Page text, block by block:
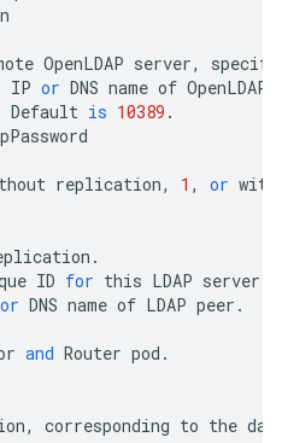
n
OpenLDAP server,
specify
IP or DNS name of OpenLDAP
Default is 10389 .
replication, 1 , or with
.
ID for this LDAP server
or DNS name of LDAP peer .
and Router pod .
, corresponding to the